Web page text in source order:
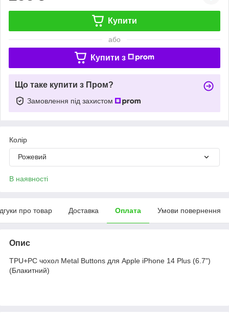
Купити
або
Купити з
Що таке купити з Пром?
Замовлення під захистом
Колір
Рожевий
В наявності
про товар Доставка Оплата Умови повернення
Опис
TPU+PC чохол Metal Buttons для Apple iPhone 14 Plus (6.7")
(Блакитний)